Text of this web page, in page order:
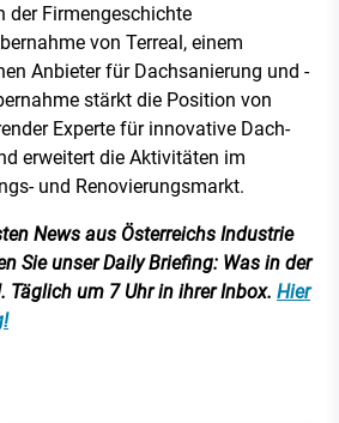
der Firmengeschichte
von Terreal, einem
Anbieter für Dachsanierung und -
stärkt die Position von
Experte für innovative Dach-
erweitert die Aktivitäten im
und Renovierungsmarkt.
News aus Österreichs Industrie
Sie unser Daily Briefing: Was in der
um 7 Uhr in ihrer Inbox. Hier